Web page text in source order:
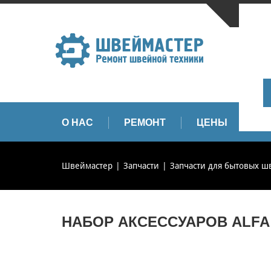
О НАС РЕМОНТ ЦЕНЫ
Швеймастер Запчасти Запчасти для бытовых
НАБОР АКСЕССУАРОВ ALFA